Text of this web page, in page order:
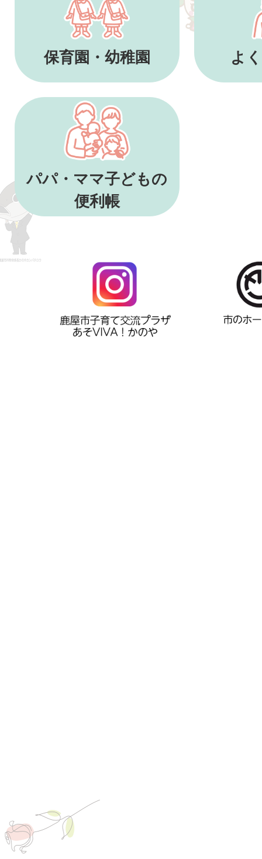
保育園・幼稚園 よ
パパ・ママ子どもの
便利帳